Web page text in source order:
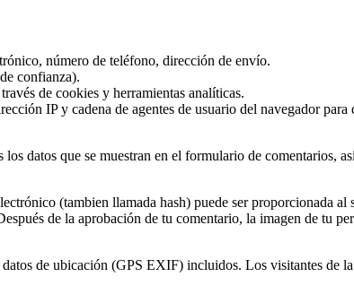
número de teléfono, dirección de envío.
confianza).
de cookies y herramientas analíticas.
IP y cadena de agentes de usuario del navegador para
datos que se muestran en el formulario de comentarios,
(tambien llamada hash) puede ser proporcionada
de la aprobación de tu comentario, la imagen de tu
de ubicación (GPS EXIF) incluidos. Los visitantes de